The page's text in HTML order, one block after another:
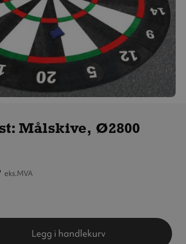
Målskive, Ø2800
eks.MVA
Legg i handlekurv